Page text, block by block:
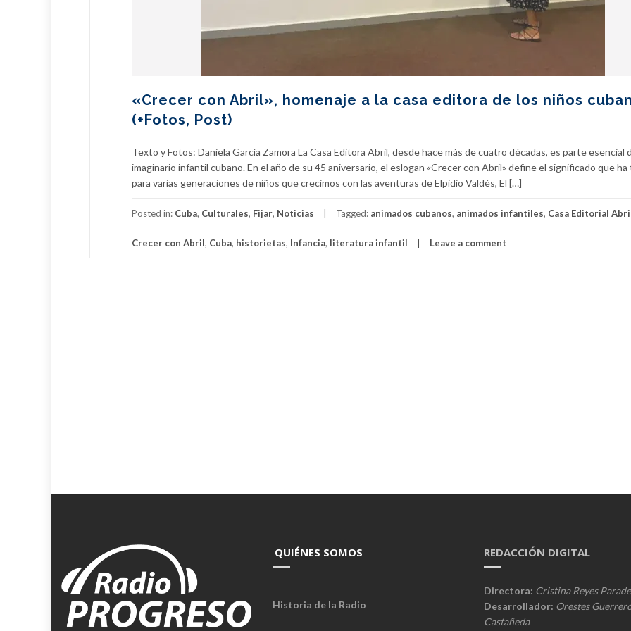
«Crecer con Abril», homenaje a la casa editora de los niños
(+Fotos, Post)
Texto y Fotos: Daniela García Zamora La Casa Editora Abril, desde hace más de cuatro décadas, es parte esencial
imaginario infantil cubano. En el año de su 45 aniversario, el eslogan «Crecer con Abril» define el significado que
para varias generaciones de niños que crecimos con las aventuras de Elpidio Valdés, El […]
Posted in: Cuba, Culturales, Fijar, Noticias Tagged: animados cubanos, animados infantiles, Casa Editorial
Crecer con Abril, Cuba, historietas, Infancia, literatura infantil Leave a comment
QUIÉNES SOMOS
Historia de la Radio
REDACCIÓN DIGITAL
Directora: Cristina Reyes
Desarrollador: Orestes
Castañeda